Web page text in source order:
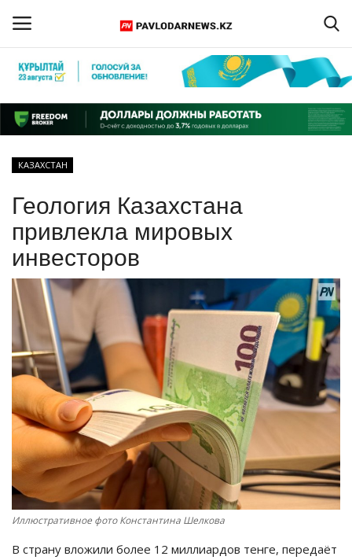
Регистрация
Главная
КАЗАХСТАН
МИР
СПЕЦПРОЕКТЫ
СПОРТ
Чек-лист
РАЗВЛЕЧЕНИЯ
OFFICIAL
КАЗАХСТАН
Геология Казахстана
привлекла мировых
инвесторов
Иллюстративное фото Константина Шелкова
В страну вложили более 12 миллиардов тенге, передаёт